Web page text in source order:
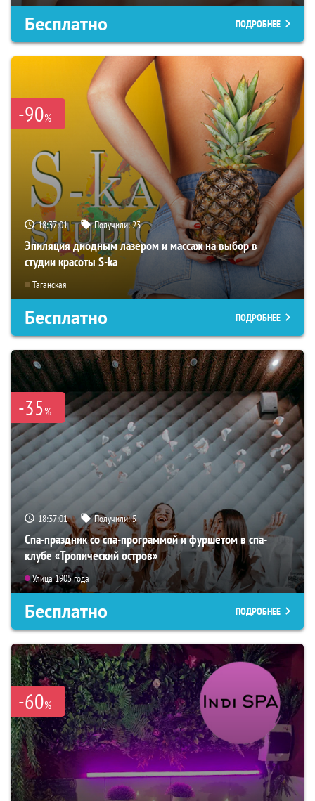
Бесплатно ПОДРОБНЕЕ
-90%
18:37:00 Получили:23
Эпиляция диодным лазером и массаж на выбор в
студии красоты S-ka
Таганская
Бесплатно ПОДРОБНЕЕ
-35%
18:37:00 Получили:5
Спа-праздник со спа-программой и фуршетом в спа-
клубе «Тропический остров»
Улица 1905 года
Бесплатно ПОДРОБНЕЕ
-60%